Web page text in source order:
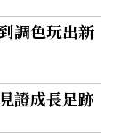
調色玩出新
證成長足跡